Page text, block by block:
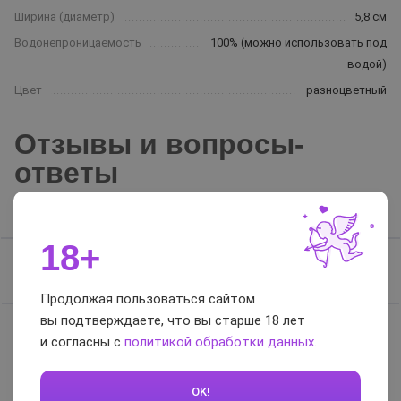
Ширина (диаметр)
5,8 см
Водонепроницаемость
100% (можно использовать под
водой)
Цвет
разноцветный
Отзывы и вопросы-
ответы
Отзывов нет, будьте первым
18+
Продолжая пользоваться сайтом
вы подтверждаете, что вы старше 18 лет
и согласны с политикой обработки данных
OK!